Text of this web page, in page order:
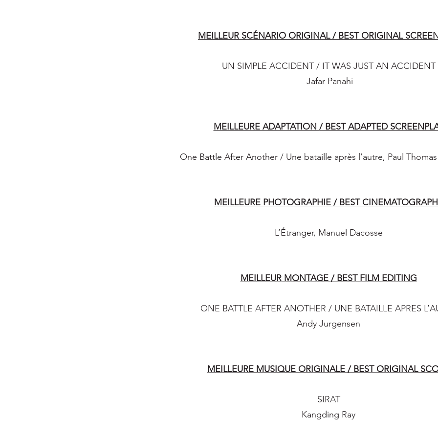
MEILLEUR SCÉNARIO ORIGINAL / BEST ORIGINAL
UN SIMPLE ACCIDENT / IT WAS JUST AN ACCIDENT
Jafar Panahi
MEILLEURE ADAPTATION / BEST ADAPTED
One Battle After Another / Une bataille après l’autre, Paul
MEILLEURE PHOTOGRAPHIE / BEST
L’Étranger, Manuel Dacosse
MEILLEUR MONTAGE / BEST FILM EDITING
ONE BATTLE AFTER ANOTHER / UNE BATAILLE APRES
Andy Jurgensen
MEILLEURE MUSIQUE ORIGINALE / BEST ORIGINAL
SIRAT
Kangding Ray